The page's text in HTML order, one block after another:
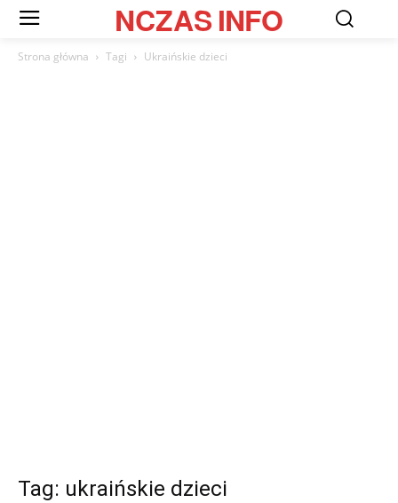
NCZASINFO
Strona główna Tagi Ukraińskie dzieci
Tag: ukraińskie dzieci